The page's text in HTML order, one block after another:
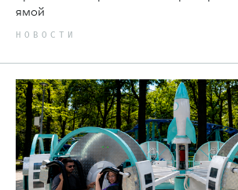
ямой
НОВОСТИ